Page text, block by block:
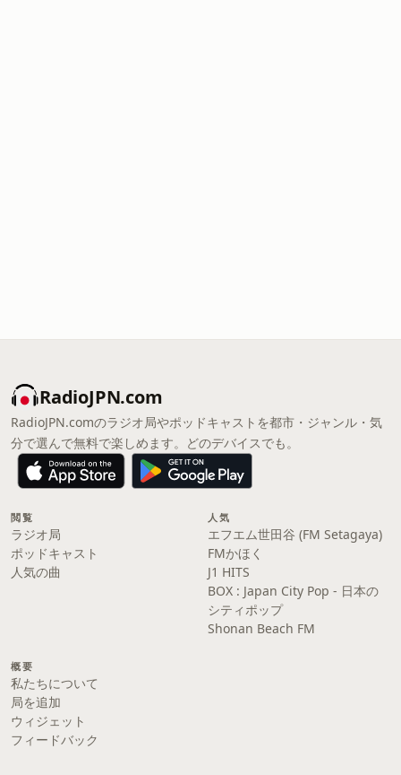
RadioJPN.com
RadioJPN.comのラジオ局やポッドキャストを都市・ジャンル・気
分で選んで無料で楽しめます。どのデバイスでも。
閲覧
ラジオ局
ポッドキャスト
人気の曲
人気
エフエム世田谷 (FM Setagaya)
FMかほく
J1 HITS
BOX : Japan City Pop - 日本の
シティポップ
Shonan Beach FM
概要
私たちについて
局を追加
ウィジェット
フィードバック